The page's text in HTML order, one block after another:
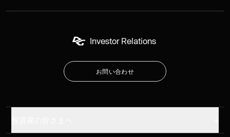
Investor Relations
お問 い合わせ